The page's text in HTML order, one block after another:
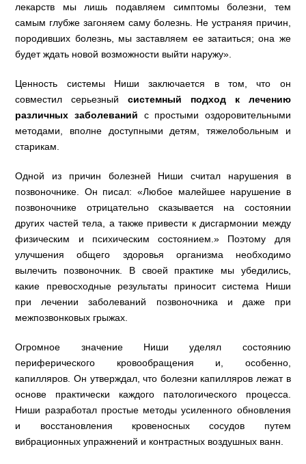
лекарств мы лишь подавляем симптомы болезни, тем
самым глубже загоняем саму болезнь. Не устраняя причин,
породивших болезнь, мы заставляем ее затаиться; она же
будет ждать новой возможности выйти наружу».
Ценность системы Ниши заключается в том, что он
совместил серьезныйсистемный подход к лечению
различных заболеваний с простыми оздоровительными
методами, вполне доступными детям, тяжелобольным и
старикам.
Одной из причин болезней Ниши считал нарушения в
позвоночнике. Он писал: «Любое малейшее нарушение в
позвоночнике отрицательно сказывается на состоянии
других частей тела, а также привести к дисгармонии между
физическим и психическим состоянием.» Поэтому для
улучшения общего здоровья организма необходимо
вылечить позвоночник. В своей практике мы убедились,
какие превосходные результаты приносит система Ниши
при лечении заболеваний позвоночника и даже при
межпозвонковых грыжах.
Огромное значение Ниши уделял состоянию
периферического кровообращения и, особенно,
капилляров. Он утверждал, что болезни капилляров лежат в
основе практически каждого патологического процесса.
Ниши разработал простые методы усиленного обновления
и восстановления кровеносных сосудов путем
вибрационных упражнений и контрастных воздушных ванн.